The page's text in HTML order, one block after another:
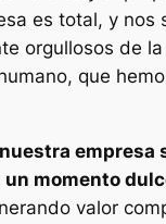
es total, y nos
orgullosos de
que
nuestra empresa
momento
valor